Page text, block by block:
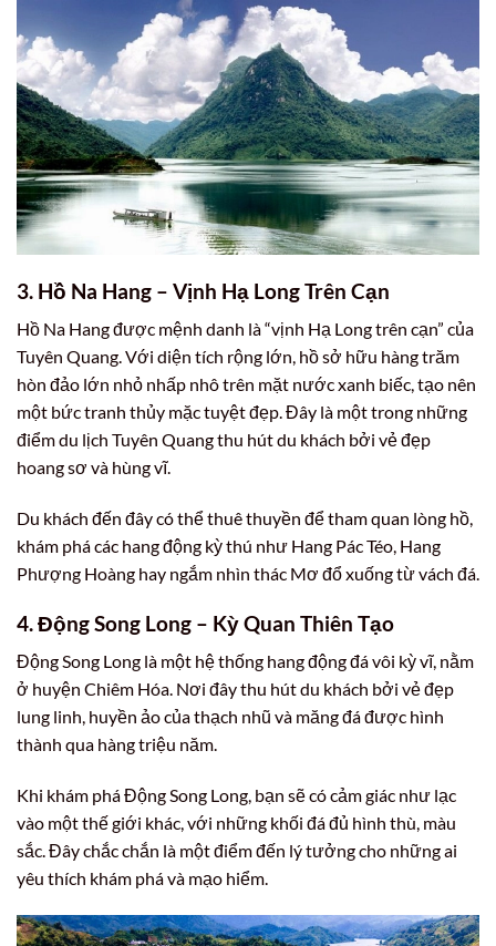
3. Hồ Na Hang – Vịnh Hạ Long Trên Cạn
Hồ Na Hang được mệnh danh là “vịnh Hạ Long trên cạn” của
Tuyên Quang. Với diện tích rộng lớn, hồ sở hữu hàng trăm
hòn đảo lớn nhỏ nhấp nhô trên mặt nước xanh biếc, tạo nên
một bức tranh thủy mặc tuyệt đẹp. Đây là một trong những
điểm du lịch Tuyên Quang thu hút du khách bởi vẻ đẹp
hoang sơ và hùng vĩ.
Du khách đến đây có thể thuê thuyền để tham quan lòng hồ,
khám phá các hang động kỳ thú như Hang Pác Téo, Hang
Phượng Hoàng hay ngắm nhìn thác Mơ đổ xuống từ vách đá.
4. Động Song Long – Kỳ Quan Thiên Tạo
Động Song Long là một hệ thống hang động đá vôi kỳ vĩ, nằm
ở huyện Chiêm Hóa. Nơi đây thu hút du khách bởi vẻ đẹp
lung linh, huyền ảo của thạch nhũ và măng đá được hình
thành qua hàng triệu năm.
Khi khám phá Động Song Long, bạn sẽ có cảm giác như lạc
vào một thế giới khác, với những khối đá đủ hình thù, màu
sắc. Đây chắc chắn là một điểm đến lý tưởng cho những ai
yêu thích khám phá và mạo hiểm.